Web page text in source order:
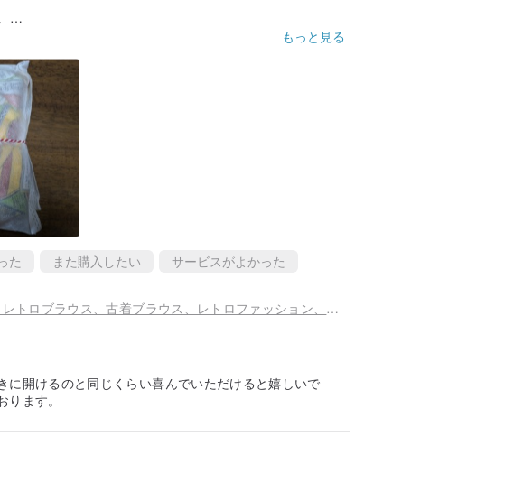
もっと見る
た また購入したい サービスがよかった
ヴィンテージシフォンブラウス / レトロブラウス、古着ブラウス、レトロファッション、忘年会・新年会、香港スタイル
に開けるのと同じくらい喜んでいただけると嬉しいで
ます。